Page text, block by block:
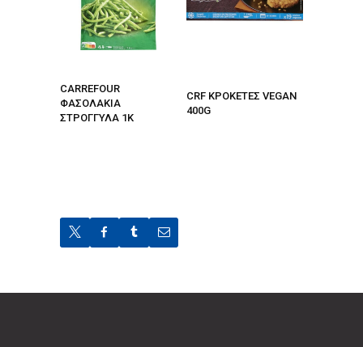
CARREFOUR
ΦΑΣΟΛΑΚΙΑ
ΣΤΡΟΓΓΥΛΑ 1Κ
CRF ΚΡΟΚΕΤΕΣ VEGAN
400G